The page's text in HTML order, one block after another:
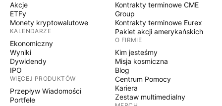
Akcje
ETFy
Monety kryptowalutowe
KALENDARZE
Ekonomiczny
Wyniki
Dywidendy
IPO
WIĘCEJ PRODUKTÓW
Przepływ Wiadomości
Portfele
Kontrakty terminowe CME
Group
Kontrakty terminowe Eurex
Pakiet akcji amerykańskich
O FIRMIE
Kim jesteśmy
Misja kosmiczna
Blog
Centrum Pomocy
Kariera
Zestaw multimedialny